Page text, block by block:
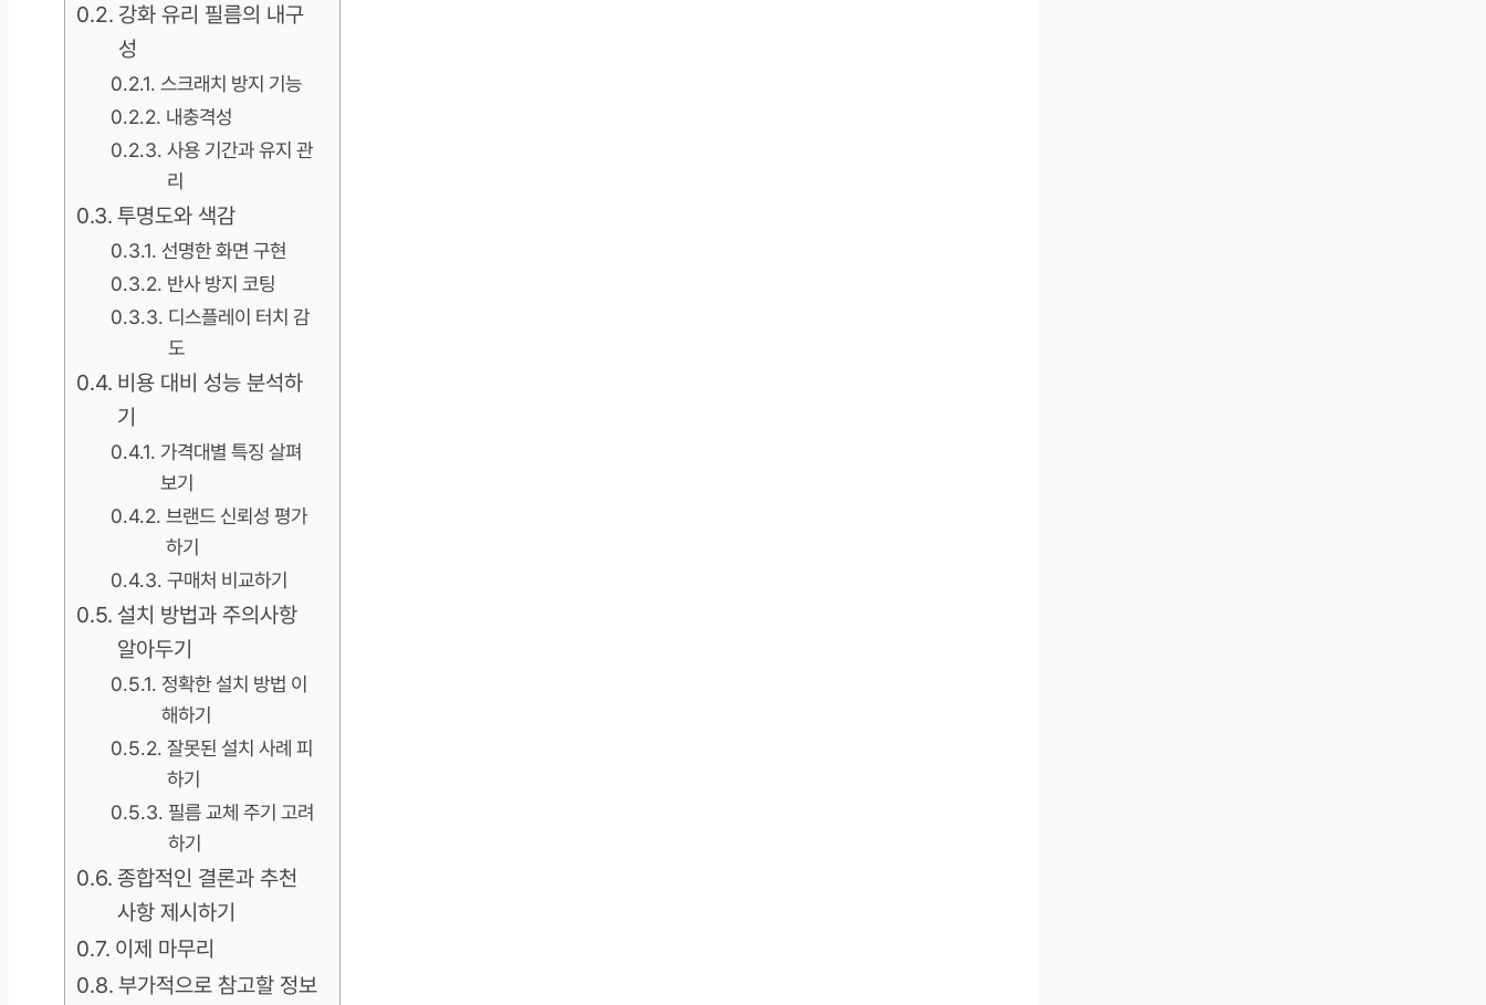
강화 유리 필름의 내구
성
스크래치 방지 기능
내충격성
사용 기간과 유지 관
리
투명도와 색감
선명한 화면 구현
반사 방지 코팅
디스플레이 터치 감
도
비용 대비 성능 분석하
기
가격대별 특징 살펴
보기
브랜드 신뢰성 평가
하기
구매처 비교하기
설치 방법과 주의사항
알아두기
정확한 설치 방법 이
해하기
잘못된 설치 사례 피
하기
필름 교체 주기 고려
하기
종합적인 결론과 추천
사항 제시하기
이제 마무리
부가적으로 참고할 정보